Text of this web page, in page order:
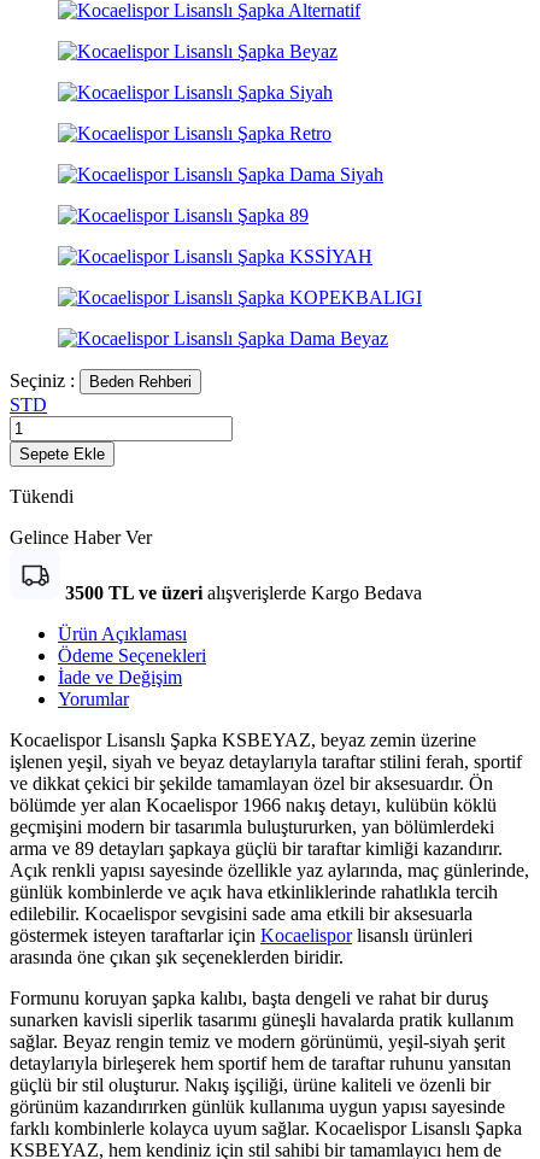
Seçiniz : Beden Rehberi
STD
Sepete Ekle
Tükendi
Gelince Haber Ver
3500 TL ve üzeri alışverişlerde Kargo Bedava
Ürün Açıklaması
Ödeme Seçenekleri
İade ve Değişim
Yorumlar
Kocaelispor Lisanslı Şapka KSBEYAZ, beyaz zemin üzerine
işlenen yeşil, siyah ve beyaz detaylarıyla taraftar stilini ferah, sportif
ve dikkat çekici bir şekilde tamamlayan özel bir aksesuardır. Ön
bölümde yer alan Kocaelispor 1966 nakış detayı, kulübün köklü
geçmişini modern bir tasarımla buluştururken, yan bölümlerdeki
arma ve 89 detayları şapkaya güçlü bir taraftar kimliği kazandırır.
Açık renkli yapısı sayesinde özellikle yaz aylarında, maç günlerinde,
günlük kombinlerde ve açık hava etkinliklerinde rahatlıkla tercih
edilebilir. Kocaelispor sevgisini sade ama etkili bir aksesuarla
göstermek isteyen taraftarlar için Kocaelisporlisanslı ürünleri
arasında öne çıkan şık seçeneklerden biridir.
Formunu koruyan şapka kalıbı, başta dengeli ve rahat bir duruş
sunarken kavisli siperlik tasarımı güneşli havalarda pratik kullanım
sağlar. Beyaz rengin temiz ve modern görünümü, yeşil-siyah şerit
detaylarıyla birleşerek hem sportif hem de taraftar ruhunu yansıtan
güçlü bir stil oluşturur. Nakış işçiliği, ürüne kaliteli ve özenli bir
görünüm kazandırırken günlük kullanıma uygun yapısı sayesinde
farklı kombinlerle kolayca uyum sağlar. Kocaelispor Lisanslı Şapka
KSBEYAZ, hem kendiniz için stil sahibi bir tamamlayıcı hem de